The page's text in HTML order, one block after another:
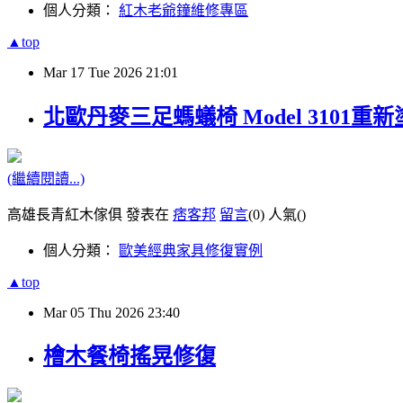
個人分類： 紅木老爺鐘維修專區
▲top
Mar 17 Tue 2026 21:01
北歐丹麥三足螞蟻椅 Model 3101重新
(繼續閱讀...)
高雄長青紅木傢俱 發表在 痞客邦 留言(0) 人氣()
個人分類： 歐美經典家具修復實例
▲top
Mar 05 Thu 2026 23:40
檜木餐椅搖晃修復